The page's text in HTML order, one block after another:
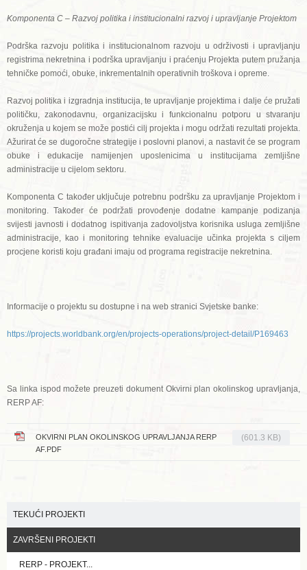
Komponenta C – Razvoj politika i institucionalni razvoj i upravljanje Projektom
Podrška razvoju politika i institucionalnom razvoju u održivosti i upravljanju
registrima nekretnina i podrška upravljanju i praćenju Projekta putem pružanja
tehničke pomoći, obuke, inkrementalnih operativnih troškova i opreme.
Razvoj politika i izgradnja institucija, te upravljanje projektima i dalje će pružati
političku, zakonodavnu, organizacijsku i funkcionalnu potporu u stvaranju
okruženja u kojem se može postići cilj projekta i mogu održati rezultati projekta.
Ažurirat će se dugoročne strategije i poslovni planovi, a nastavit će se program
obuke i edukacije namijenjen uposlenicima u institucijama zemljišne
administracije u cijelom sektoru.
Komponenta C također uključuje potrebnu podršku za upravljanje Projektom i
monitoring. Također će podržati provođenje dodatne kampanje podizanja
svijesti javnosti i dodatnog ispitivanja zadovoljstva korisnika usluga zemljišne
administracije, kao i monitoring tehnike evaluacije učinka projekta s ciljem
procjene koristi koju građani imaju od programa registracije nekretnina.
Informacije o projektu su dostupne i na web stranici Svjetske banke:
https://projects.worldbank.org/en/projects-operations/project-detail/P169463
Sa linka ispod možete preuzeti dokument Okvirni plan okolinskog upravljanja,
RERP AF:
OKVIRNI PLAN OKOLINSKOG UPRAVLJANJA RERP
AF.PDF
(601.3 KB)
TEKUĆI PROJEKTI
ZAVRŠENI PROJEKTI
RERP - PROJEKT...